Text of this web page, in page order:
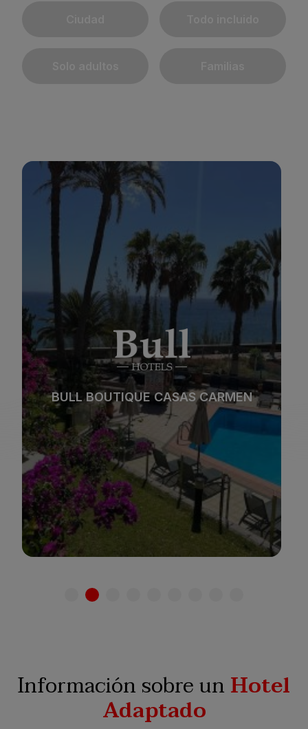
BULL REINA ISABEL & SPA
* *
BULL REINA ISABEL & SPA
* * **
Playa Spa
Ciudad Todo incluido
Solo adultos Familias
Ver hotel
Información sobre unHotel
Adaptado